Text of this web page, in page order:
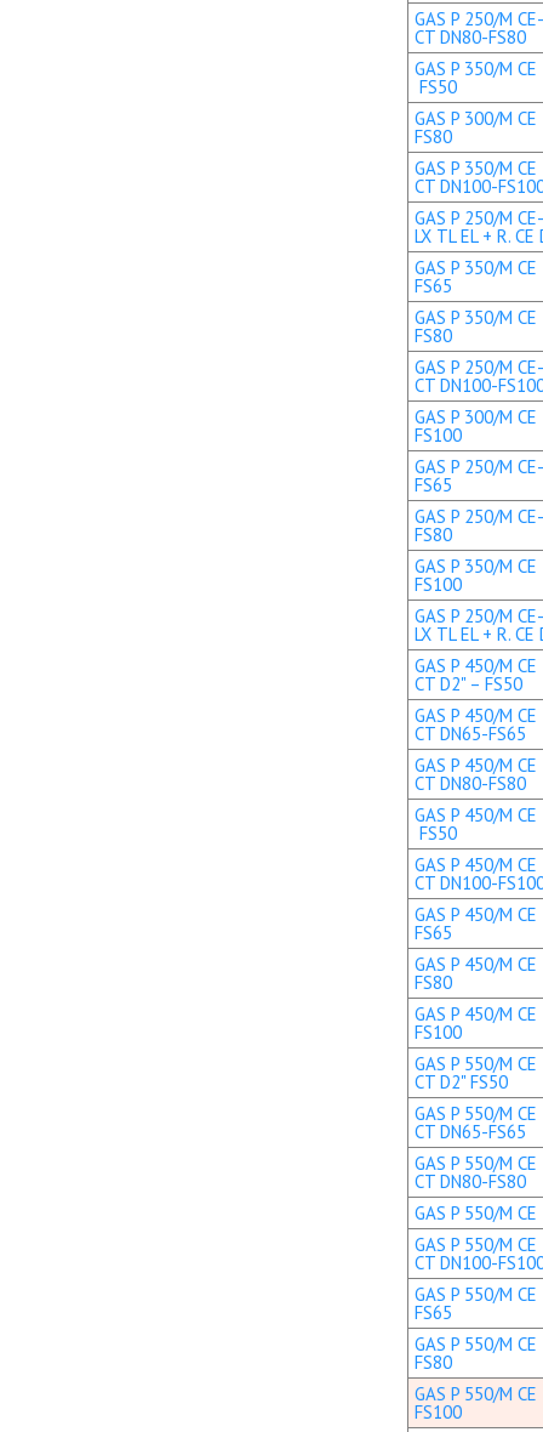
GAS P 250/M
CT DN80-FS80
GAS P 350/M
FS50
GAS P 300/M
FS80
GAS P 350/M CE
CT DN100-
GAS P 250/M CE-
LX TL EL + R. CE
GAS P 350/M
FS65
GAS P 350/M
FS80
GAS P 250/M
CT DN100-
GAS P 300/M
FS100
GAS P 250/M
FS65
GAS P 250/M
FS80
GAS P 350/M
FS100
GAS P 250/M CE-
LX TL EL + R.
GAS P 450/M CE
CT D2" – FS50
GAS P 450/M CE
CT DN65-FS65
GAS P 450/M CE
CT DN80-FS80
GAS P 450/M
FS50
GAS P 450/M CE
CT DN100-
GAS P 450/M
FS65
GAS P 450/M
FS80
GAS P 450/M
FS100
GAS P 550/M CE
CT D2" FS50
GAS P 550/M CE
CT DN65-FS65
GAS P 550/M CE
CT DN80-FS80
GAS P 550/M CE
GAS P 550/M CE
CT DN100-
GAS P 550/M
FS65
GAS P 550/M
FS80
GAS P 550/M
FS100